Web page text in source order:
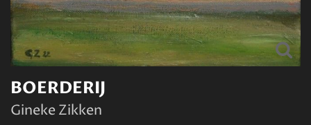
BOERDERIJ
Gineke Zikken